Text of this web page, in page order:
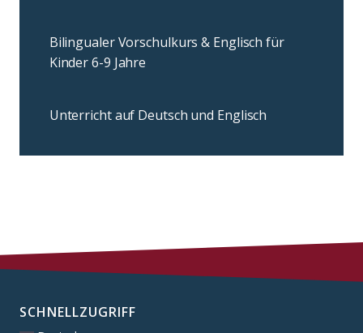
Bilingualer Vorschulkurs & Englisch für
Kinder 6-9 Jahre
Unterricht auf Deutsch und Englisch
SCHNELLZUGRIFF